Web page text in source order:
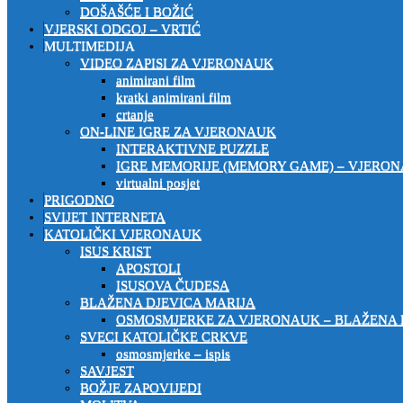
DOŠAŠĆE I BOŽIĆ
VJERSKI ODGOJ – VRTIĆ
MULTIMEDIJA
VIDEO ZAPISI ZA VJERONAUK
animirani film
kratki animirani film
crtanje
ON-LINE IGRE ZA VJERONAUK
INTERAKTIVNE PUZZLE
IGRE MEMORIJE (MEMORY GAME) –
virtualni posjet
PRIGODNO
SVIJET INTERNETA
KATOLIČKI VJERONAUK
ISUS KRIST
APOSTOLI
ISUSOVA ČUDESA
BLAŽENA DJEVICA MARIJA
OSMOSMJERKE ZA VJERONAUK – BLAŽENA
SVECI KATOLIČKE CRKVE
osmosmjerke – ispis
SAVJEST
BOŽJE ZAPOVIJEDI